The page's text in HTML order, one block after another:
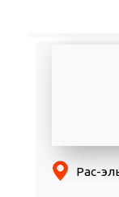
Рас-